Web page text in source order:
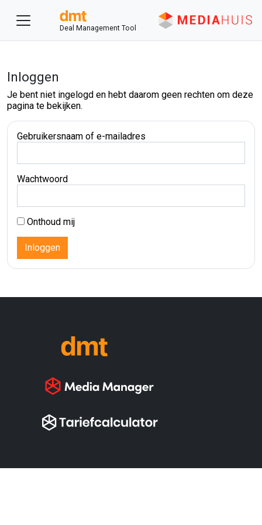
Deal Management Tool
Inloggen
Je bent niet ingelogd en hebt daarom geen rechten om deze
pagina te bekijken.
Gebruikersnaam of e-mailadres
Wachtwoord
Onthoud mij